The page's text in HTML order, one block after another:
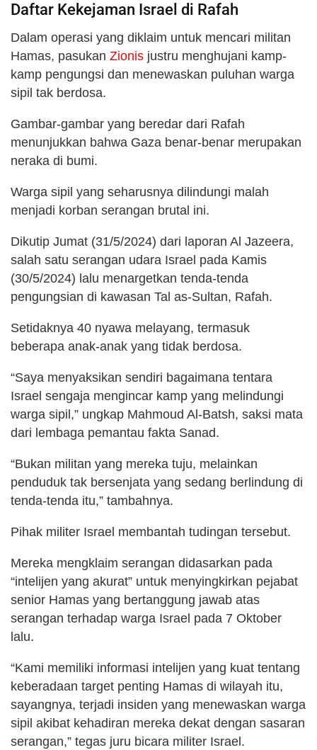
Daftar Kekejaman Israel di Rafah
Dalam operasi yang diklaim untuk mencari militan
Hamas, pasukan Zionis justru menghujani kamp-
kamp pengungsi dan menewaskan puluhan warga
sipil tak berdosa.
Gambar-gambar yang beredar dari Rafah
menunjukkan bahwa Gaza benar-benar merupakan
neraka di bumi.
Warga sipil yang seharusnya dilindungi malah
menjadi korban serangan brutal ini.
Dikutip Jumat (31/5/2024) dari laporan Al Jazeera,
salah satu serangan udara Israel pada Kamis
(30/5/2024) lalu menargetkan tenda-tenda
pengungsian di kawasan Tal as-Sultan, Rafah.
Setidaknya 40 nyawa melayang, termasuk
beberapa anak-anak yang tidak berdosa.
“Saya menyaksikan sendiri bagaimana tentara
Israel sengaja mengincar kamp yang melindungi
warga sipil,” ungkap Mahmoud Al-Batsh, saksi mata
dari lembaga pemantau fakta Sanad.
“Bukan militan yang mereka tuju, melainkan
penduduk tak bersenjata yang sedang berlindung di
tenda-tenda itu,” tambahnya.
Pihak militer Israel membantah tudingan tersebut.
Mereka mengklaim serangan didasarkan pada
“intelijen yang akurat” untuk menyingkirkan pejabat
senior Hamas yang bertanggung jawab atas
serangan terhadap warga Israel pada 7 Oktober
lalu.
“Kami memiliki informasi intelijen yang kuat tentang
keberadaan target penting Hamas di wilayah itu,
sayangnya, terjadi insiden yang menewaskan warga
sipil akibat kehadiran mereka dekat dengan sasaran
serangan,” tegas juru bicara militer Israel.